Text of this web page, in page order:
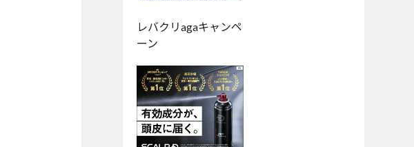
レバクリagaキャンペ
ーン